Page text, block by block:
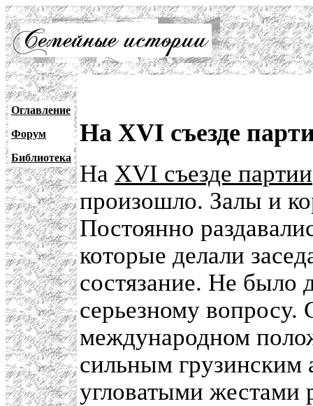
Оглавление
Форум
Библиотека
На XVI съезде
На XVI съезде партии
произошло. Залы и
Постоянно
которые делали
состязание. Не было
серьезному вопросу.
международном
сильным грузинским
угловатыми жестами